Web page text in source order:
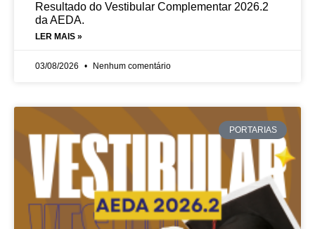
Resultado do Vestibular Complementar 2026.2
da AEDA.
LER MAIS »
03/08/2026 Nenhum comentário
PORTARIAS